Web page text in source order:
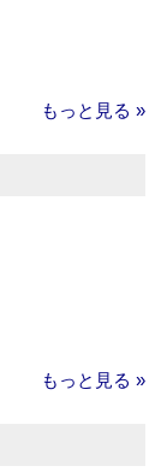
もっと見る »
もっと見る »